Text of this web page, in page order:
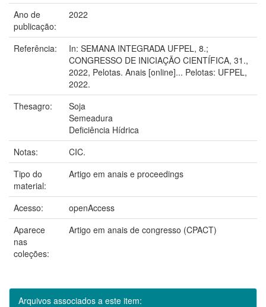
Ano de
publicação:
2022
Referência:
In: SEMANA INTEGRADA UFPEL, 8.;
CONGRESSO DE INICIAÇÃO CIENTÍFICA, 31.,
2022, Pelotas. Anais [online]... Pelotas: UFPEL,
2022.
Thesagro:
Soja
Semeadura
Deficiência Hídrica
Notas:
CIC.
Tipo do
material:
Artigo em anais e proceedings
Acesso:
openAccess
Aparece
nas
coleções:
Artigo em anais de congresso (CPACT)
Arquivos associados a este item: